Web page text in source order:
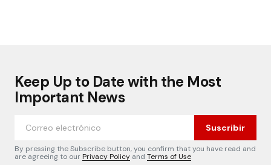
Keep Up to Date with the Most
Important News
Suscribir
By pressing the Subscribe button, you confirm that you have read and
are agreeing to ourPrivacy Policy and Terms of Use